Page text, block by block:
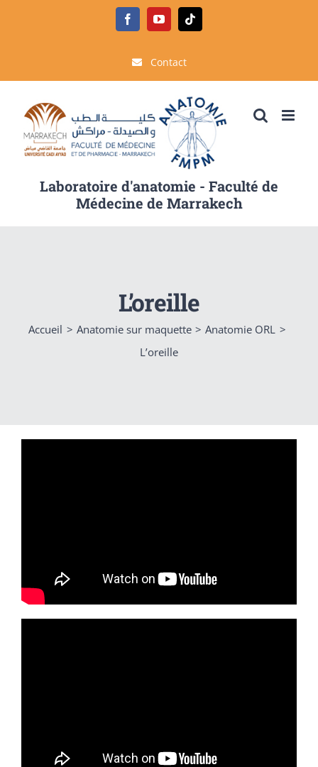
FacebookYouTubeTiktok
Contact
Laboratoire d'anatomie - Faculté de
Médecine de Marrakech
L’oreille
Accueil Anatomie sur maquette
Anatomie ORL
L’oreille